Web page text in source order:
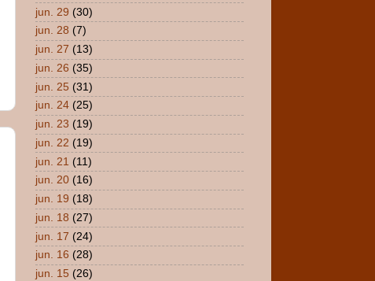
jun. 29 (30)
jun. 28 (7)
jun. 27 (13)
jun. 26 (35)
jun. 25 (31)
jun. 24 (25)
jun. 23 (19)
jun. 22 (19)
jun. 21 (11)
jun. 20 (16)
jun. 19 (18)
jun. 18 (27)
jun. 17 (24)
jun. 16 (28)
jun. 15 (26)